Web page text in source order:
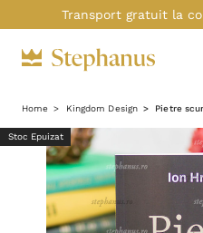
Transport gratuit la
Home Kingdom Design Pietre
Stoc Epuizat